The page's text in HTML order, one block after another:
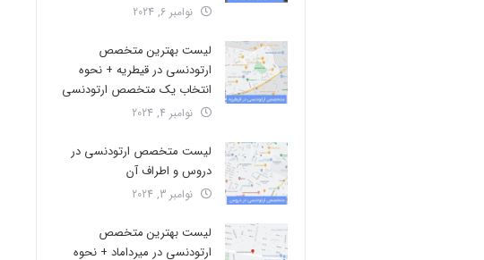
نوامبر 6, 2024
لیست بهترین متخصص
ارتودنسی در قیطریه + نحوه
انتخاب یک متخصص ارتودنسی
نوامبر 4, 2024
لیست متخصص ارتودنسی در
دروس و اطراف آن
نوامبر 3, 2024
لیست بهترین متخصص
ارتودنسی در میرداماد + نحوه